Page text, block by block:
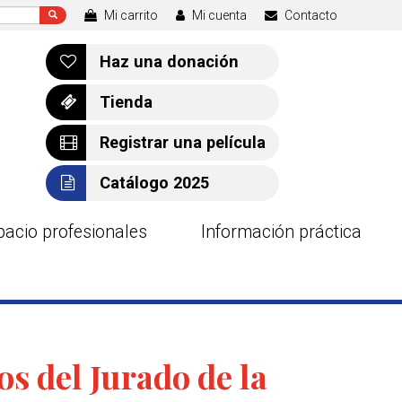
Mi carrito Mi cuenta Contacto
Haz una donación
Tienda
Registrar una película
Catálogo 2025
profesionales Información práctica
del Jurado de la